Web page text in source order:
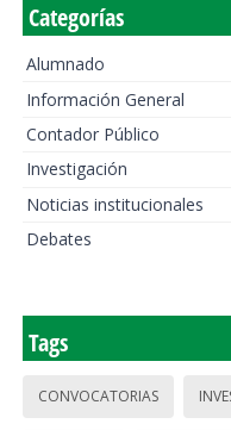
Categorías
Alumnado
Información General
Contador Público
Investigación
Noticias institucionales
Debates
Tags
CONVOCATORIAS